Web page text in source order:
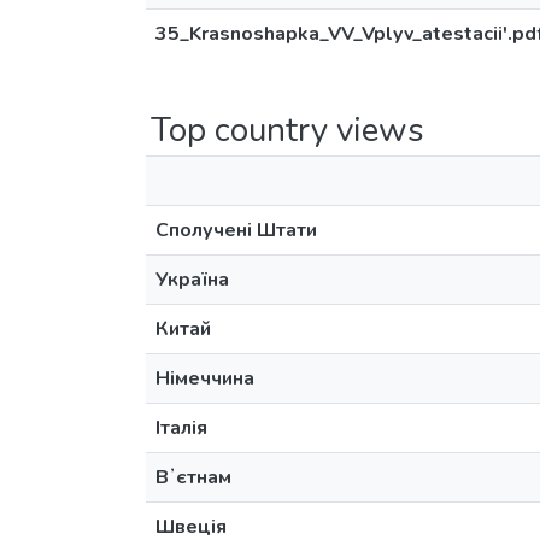
Top country views
Сполучені Штати
Україна
Китай
Німеччина
Італія
Вʼєтнам
Швеція